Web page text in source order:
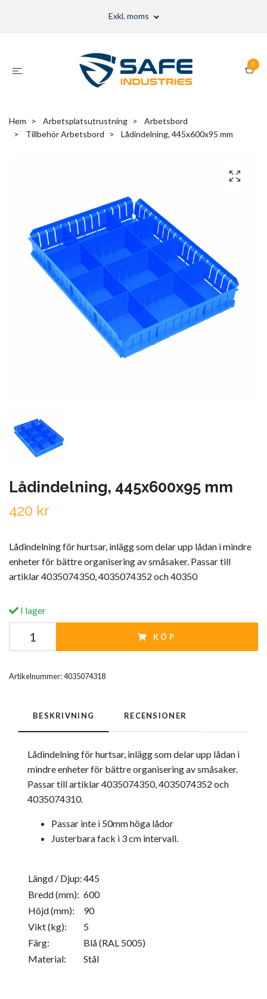
Exkl. moms
0
Hem Arbetsplatsutrustning
Arbetsbord
Tillbehör Arbetsbord
Lådindelning, 445x600x95 mm
Lådindelning, 445x600x95 mm
420 kr
Lådindelning för hurtsar, inlägg som delar upp lådan i mindre
enheter för bättre organisering av småsaker. Passar till
artiklar 4035074350, 4035074352 och 40350
I lager
KÖP
Artikelnummer:4035074318
BESKRIVNING RECENSIONER
Lådindelning för hurtsar, inlägg som delar upp lådan i
mindre enheter för bättre organisering av småsaker.
Passar till artiklar 4035074350, 4035074352 och
4035074310.
Passar inte i 50mm höga lådor
Justerbara fack i 3 cm intervall.
Längd / Djup:445
Bredd (mm): 600
Höjd (mm):
90
Vikt (kg):
5
Färg:
Blå (RAL 5005)
Material:
Stål